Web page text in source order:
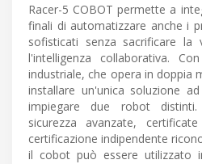
Racer-5 COBOT permette a
finali di automatizzare anche i
sofisticati senza sacrificare la
l'intelligenza collaborativa.
industriale, che opera in doppia
installare un'unica soluzione
impiegare due robot
sicurezza avanzate,
certificazione indipendente
il cobot può essere utilizzato